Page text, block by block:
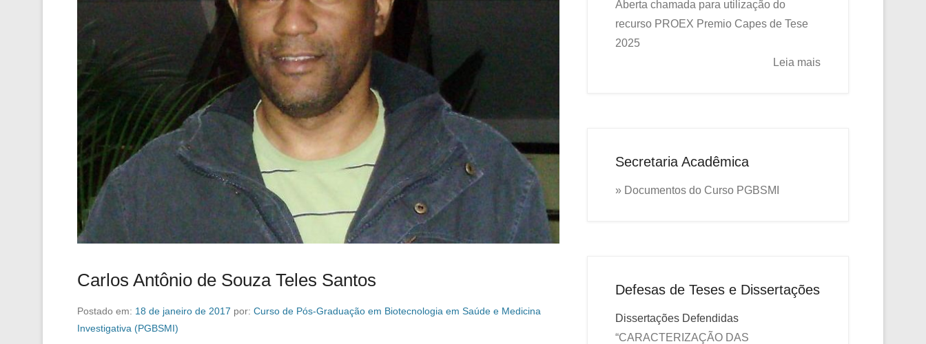
Carlos Antônio de Souza Teles Santos
Postado em: 18 de janeiro de 2017 por: Curso de Pós-Graduação em Biotecnologia em Saúde e Medicina
Investigativa (PGBSMI)
Aberta chamada para utilização do
recurso PROEX Premio Capes de Tese
2025
Leia mais
Secretaria Acadêmica
» Documentos do Curso PGBSMI
Defesas de Teses e Dissertações
Dissertações Defendidas
“CARACTERIZAÇÃO DAS